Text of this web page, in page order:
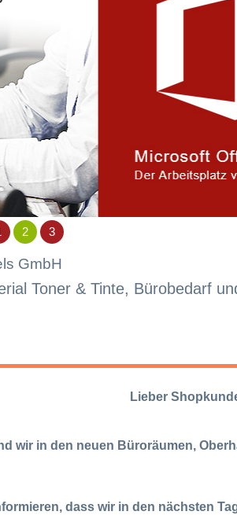
2 3
GmbH
Toner & Tinte, Bürobedarf
Lieber
wir in den neuen Büroräumen,
dass wir in den nächsten